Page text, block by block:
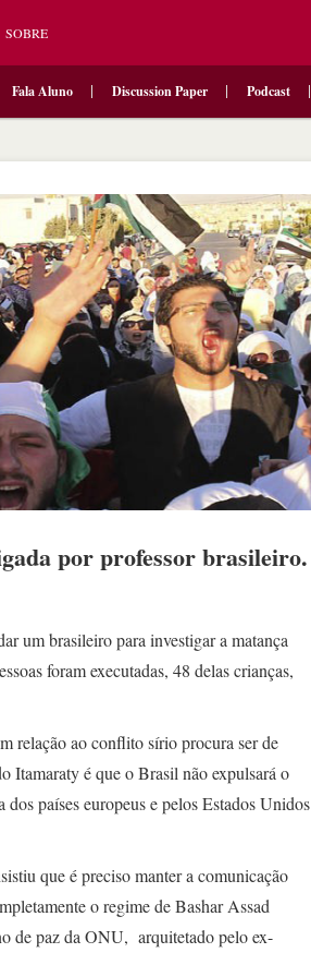
SOBRE
Fala Aluno Discussion Paper Podcast
por professor brasileiro.
um brasileiro para investigar a matança
foram executadas, 48 delas crianças,
relação ao conflito sírio procura ser de
Itamaraty é que o Brasil não expulsará o
países europeus e pelos Estados Unidos
que é preciso manter a comunicação
o regime de Bashar Assad
de paz da ONU, arquitetado pelo ex-